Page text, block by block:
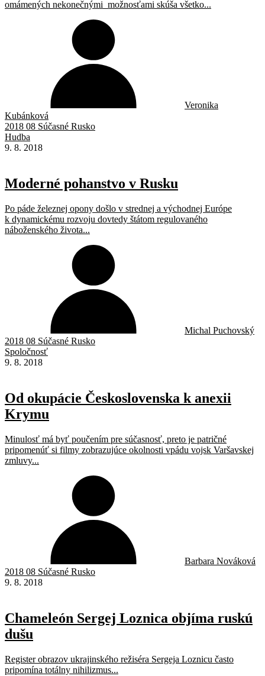
omámených nekonečnými možnosťami skúša všetko...
Veronika
Kubánková
2018 08 Súčasné Rusko
Hudba
9. 8. 2018
Moderné pohanstvo v Rusku
Po páde železnej opony došlo v strednej a východnej Európe
k dynamickému rozvoju dovtedy štátom regulovaného
náboženského života...
Michal Puchovský
2018 08 Súčasné Rusko
Spoločnosť
9. 8. 2018
Od okupácie Československa k anexii
Krymu
Minulosť má byť poučením pre súčasnosť, preto je patričné
pripomenúť si filmy zobrazujúce okolnosti vpádu vojsk Varšavskej
zmluvy...
Barbara Nováková
2018 08 Súčasné Rusko
9. 8. 2018
Chameleón Sergej Loznica objíma ruskú
dušu
Register obrazov ukrajinského režiséra Sergeja Loznicu často
pripomína totálny nihilizmus...